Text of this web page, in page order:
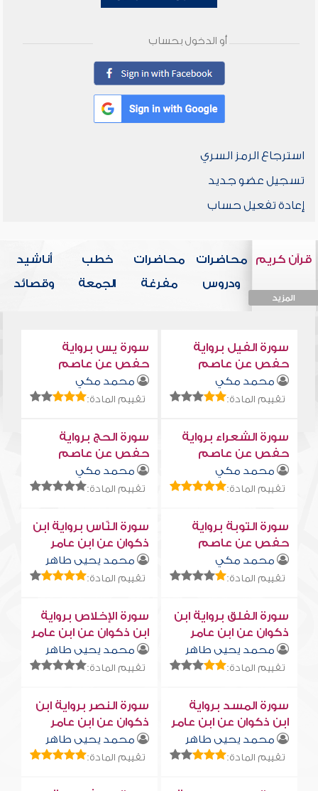
أو الدخول بحساب
استرجاع الرمز السري
تسجيل عضو جديد
إعادة تفعيل حساب
قرآن كريم
المزيد
محاضرات
ودروس
محاضرات
مفرغة
خطب
الجمعة
أناشيد
وقصائد
سورة الفيل برواية
حفص عن عاصم
محمد مكي
تقييم المادة:
سورة يس برواية
حفص عن عاصم
محمد مكي
تقييم المادة:
سورة الشعراء برواية
حفص عن عاصم
محمد مكي
تقييم المادة:
سورة الحج برواية
حفص عن عاصم
محمد مكي
تقييم المادة:
سورة التوبة برواية
حفص عن عاصم
محمد مكي
تقييم المادة:
سورة النّاس برواية ابن
ذكوان عن ابن عامر
محمد يحيى طاهر
تقييم المادة:
سورة الفلق برواية ابن
ذكوان عن ابن عامر
محمد يحيى طاهر
تقييم المادة:
سورة الإخلاص برواية
ابن ذكوان عن ابن عامر
محمد يحيى طاهر
تقييم المادة:
سورة المسد برواية
ابن ذكوان عن ابن عامر
محمد يحيى طاهر
تقييم المادة:
سورة النصر برواية ابن
ذكوان عن ابن عامر
محمد يحيى طاهر
تقييم المادة: